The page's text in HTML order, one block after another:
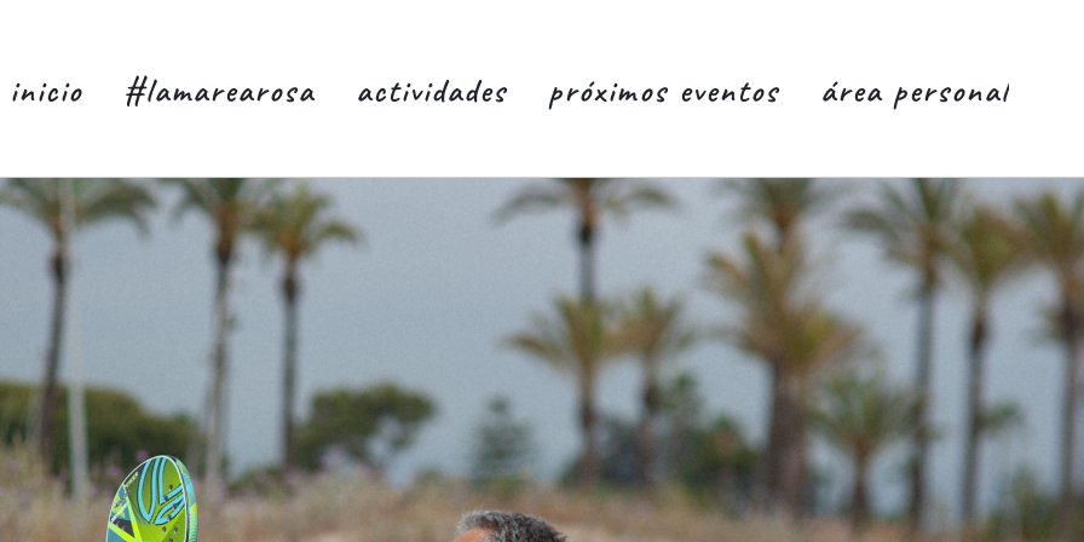
inicio #lamarearosa actividades próximos eventos área personal